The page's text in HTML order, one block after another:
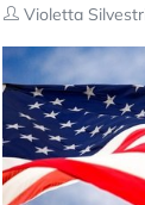
Violetta